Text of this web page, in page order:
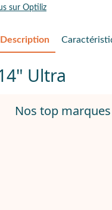
sur Optiliz
Description
Ultra
Nos top marques